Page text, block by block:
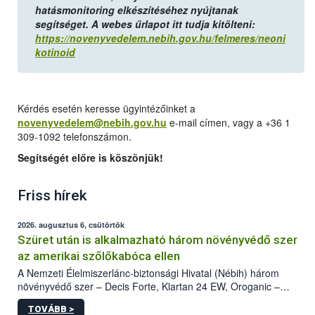
hatásmonitoring elkészítéséhez nyújtanak
segítséget. A webes űrlapot itt tudja kitölteni:
https://novenyvedelem.nebih.gov.hu/felmeres/neoni
kotinoid
Kérdés esetén keresse ügyintézőinket a
novenyvedelem@nebih.gov.hu e-mail címen, vagy a +36 1
309-1092 telefonszámon.
Segítségét előre is köszönjük!
Friss hírek
2026. augusztus 6, csütörtök
Szüret után is alkalmazható három növényvédő szer
az amerikai szőlőkabóca ellen
A Nemzeti Élelmiszerlánc-biztonsági Hivatal (Nébih) három
növényvédő szer – Decis Forte, Klartan 24 EW, Oroganic –
engedélyokiratát módosította, így azok a szüretet követően,
TOVÁBB >